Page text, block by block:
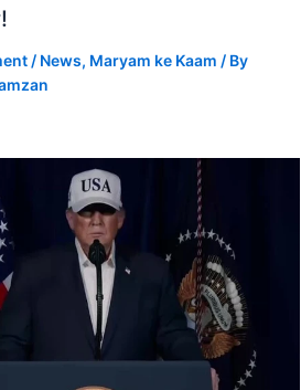
/ News, Maryam ke Kaam / By